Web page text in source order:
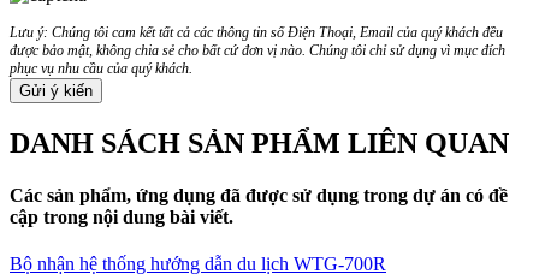
Lưu ý: Chúng tôi cam kết tất cả các thông tin số Điện Thoại, Email của quý khách đều
được bảo mật, không chia sẻ cho bất cứ đơn vị nào. Chúng tôi chỉ sử dụng vì mục đích
phục vụ nhu cầu của quý khách.
DANH SÁCH SẢN PHẨM LIÊN QUAN
Các sản phẩm, ứng dụng đã được sử dụng trong dự án có đề
cập trong nội dung bài viết.
Bộ nhận hệ thống hướng dẫn du lịch WTG-700R